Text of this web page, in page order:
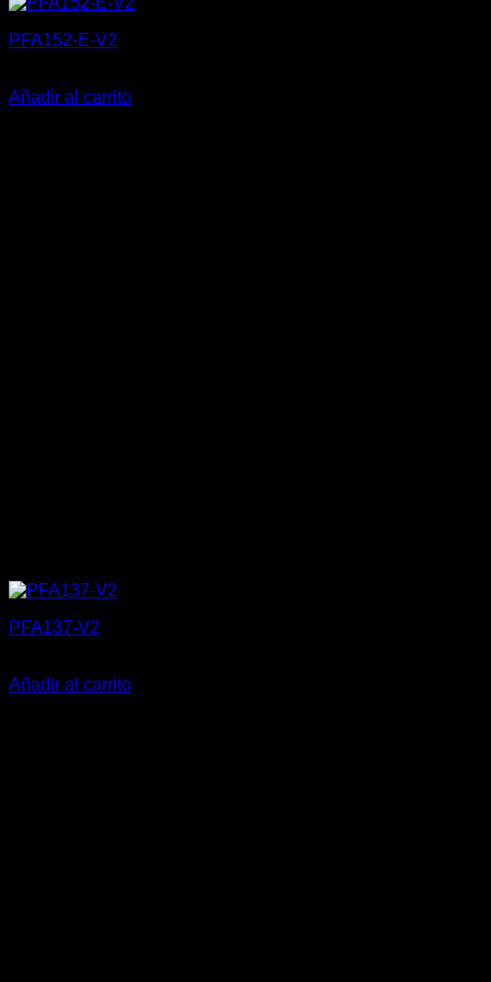
PFA152-E-V2
Añadir al carrito
PFA137-V2
Añadir al carrito